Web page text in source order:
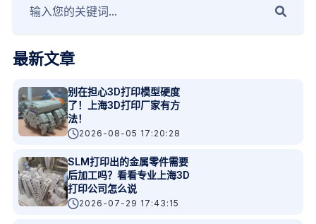
最新文章
别在担心3D打印模型硬度
了！上海3D打印厂家有方
法！
2026-08-05 17:20:28
SLM打印出的金属零件需要
后加工吗？看看专业上海3D
打印公司怎么说
2026-07-29 17:43:15